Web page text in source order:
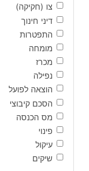
צו (חקיקה)
דיני חינוך
התפטרות
מומחה
מכרז
נפילה
הוצאה לפועל
הסכם קיבוצי
מס הכנסה
פינוי
עיקול
שיקים